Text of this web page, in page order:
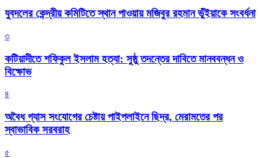
যুবদলের কেন্দ্রীয় কমিটিতে স্থান পাওয়ায় মজিবুর রহমান ভুঁইয়াকে সংবর্ধনা
৩
কটিয়াদীতে শফিকুল ইসলাম হত্যা: সুষ্ঠু তদন্তের দাবিতে মানববন্ধন ও
বিক্ষোভ
৪
অবৈধ গ্যাস সংযোগের চেষ্টায় পাইপলাইনে ছিদ্র, মেরামতের পর
স্বাভাবিক সরবরাহ
৫